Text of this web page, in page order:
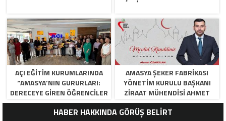
AÇI EĞİTİM KURUMLARINDA
“AMASYA’NIN GURURLARI:
DERECEYE GIREN ÖĞRENCILER
İÇIN ANLAMLI TÖREN”
AMASYA ŞEKER FABRIKASI
YÖNETIM KURULU BAŞKANI
ZIRAAT MÜHENDISI AHMET
ÖZARSLAN’IN MEVLID KANDILI
MESAJI
HABER HAKKINDA GÖRÜŞ BELİRT